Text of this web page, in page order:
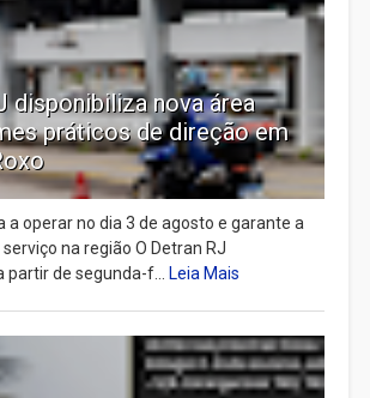
disponibiliza nova área
práticos de direção em
a operar no dia 3 de agosto e garante a
na região O Detran RJ
partir de segunda-f... Leia Mais